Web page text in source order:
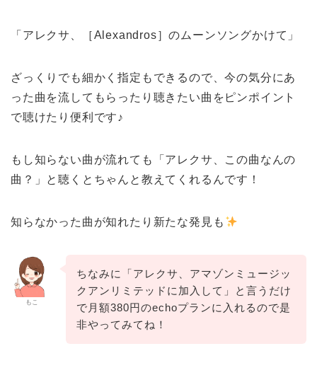
「アレクサ、［Alexandros］のムーンソングかけて」
ざっくりでも細かく指定もできるので、今の気分にあ
った曲を流してもらったり聴きたい曲をピンポイント
で聴けたり便利です♪
もし知らない曲が流れても「アレクサ、この曲なんの
曲？」と聴くとちゃんと教えてくれるんです！
知らなかった曲が知れたり新たな発見も
もこ
ちなみに「アレクサ、アマゾンミュージッ
クアンリミテッドに加入して」と言うだけ
で月額380円のechoプランに入れるので是
非やってみてね！